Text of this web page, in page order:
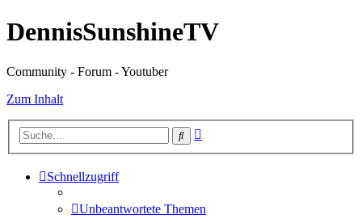
DennisSunshineTV
Community - Forum - Youtuber
Zum Inhalt
Suche
Schnellzugriff
Unbeantwortete Themen